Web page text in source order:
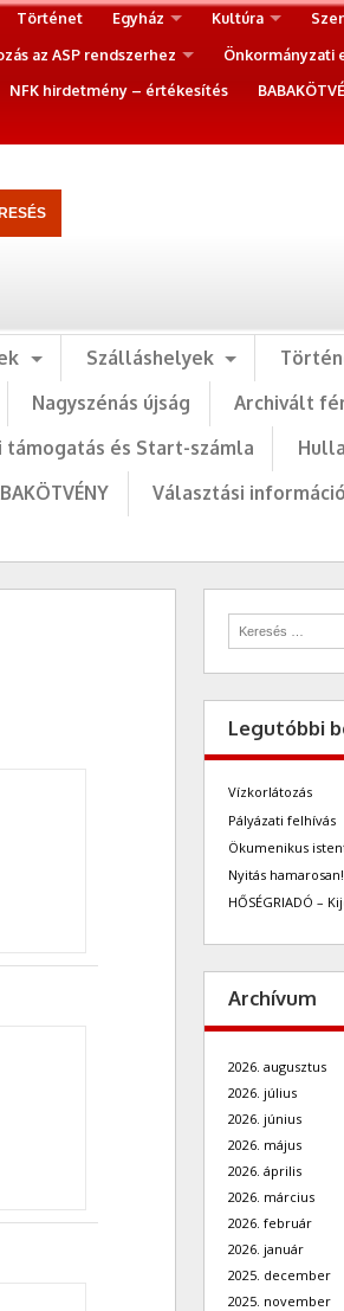
Történet Egyház Kultúra
az ASP rendszerhez
Önkormányzati
NFK hirdetmény – értékesítés
Szálláshelyek
Nagyszénás újság Archivált
támogatás és Start-számla
Választási
Legutóbbi
Vízkorlátozás
Pályázati felhívás
Ökumenikus
Nyitás hamarosan!
HŐSÉGRIADÓ –
Archívum
2026. augusztus
2026. július
2026. június
2026. május
2026. április
2026. március
2026. február
2026. január
2025. december
2025. november